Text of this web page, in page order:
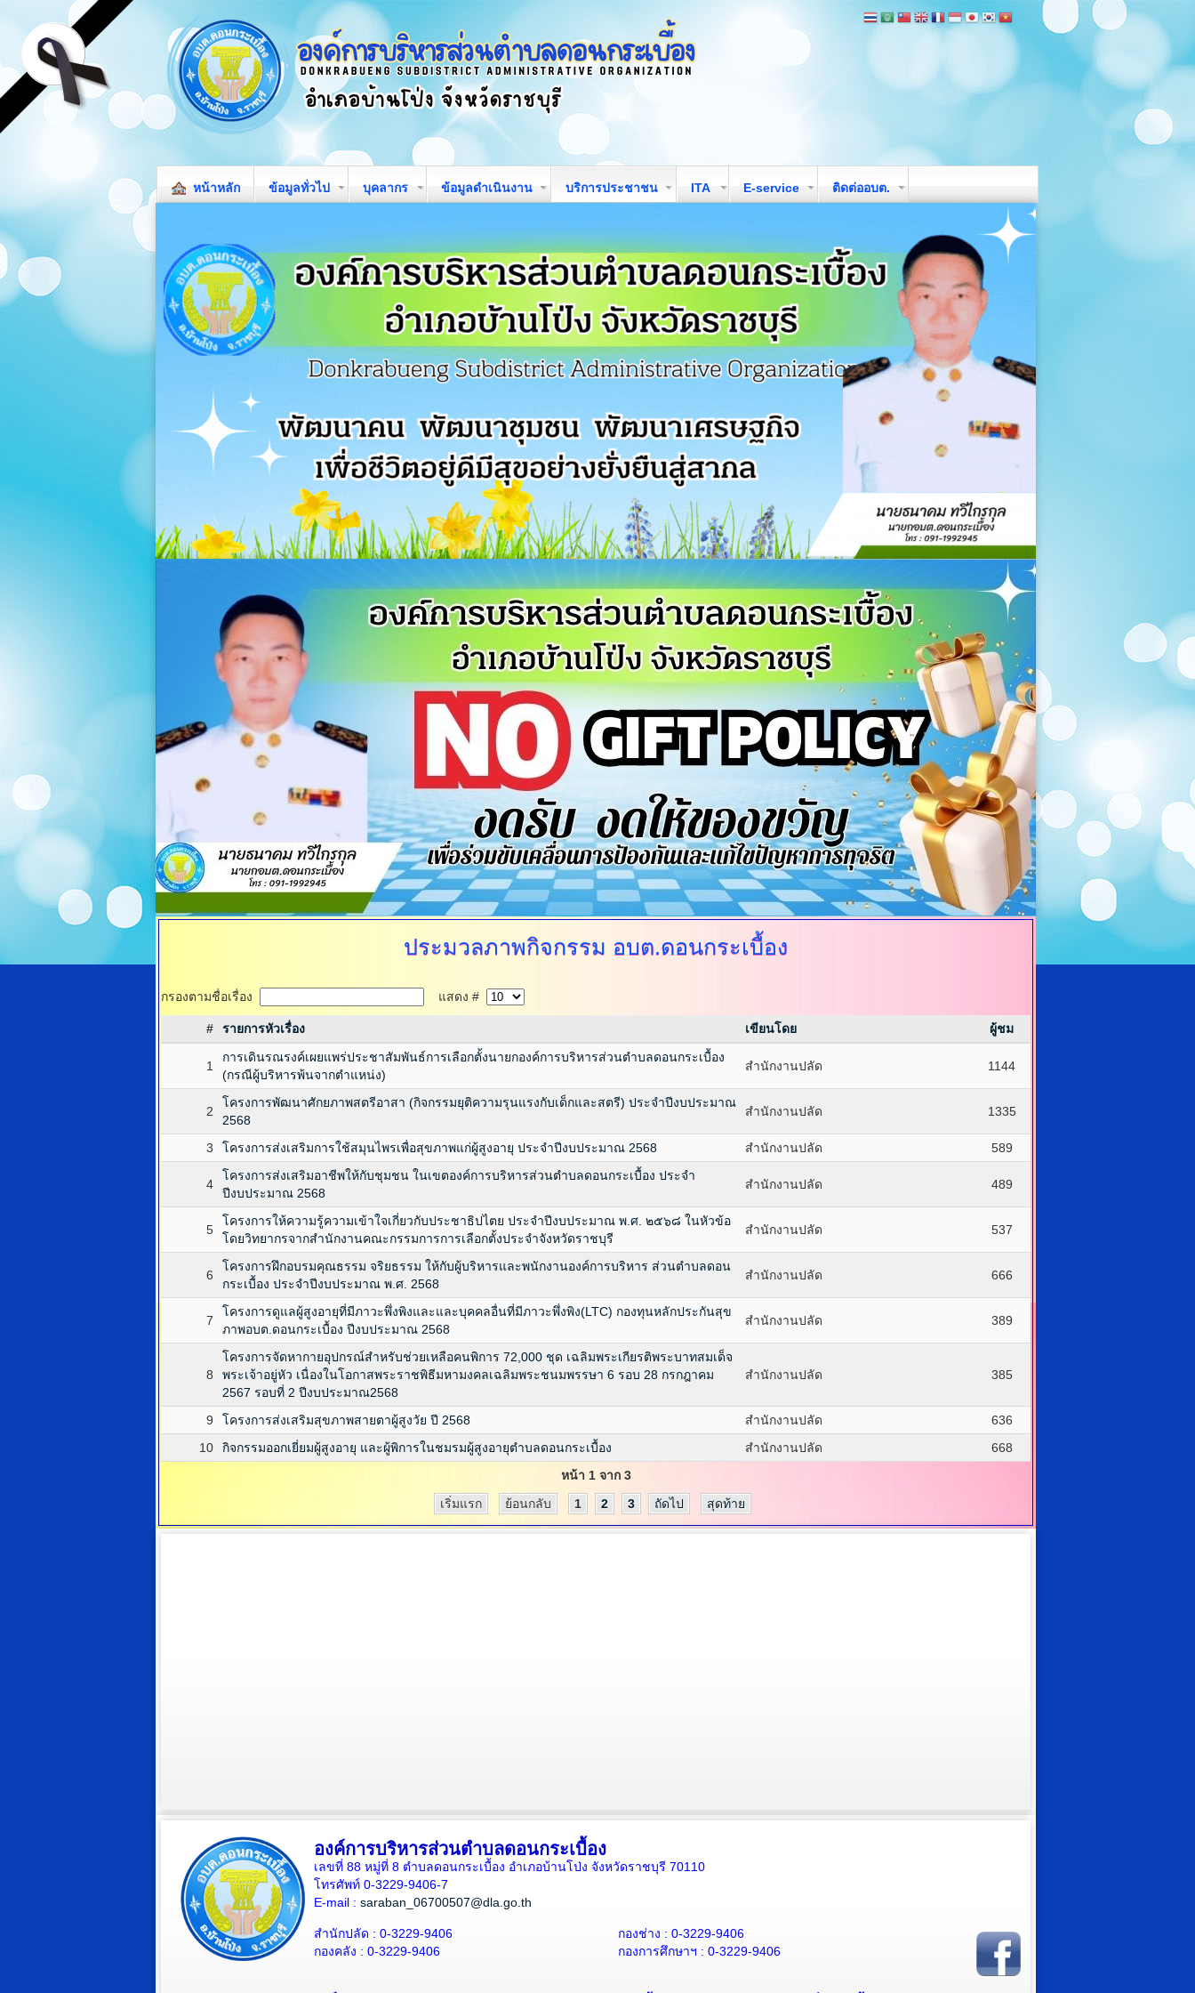
หน้าหลัก ข้อมูลทั่วไป บุคลากร ข้อมูลดำเนินงาน บริการประชาชน ITA E-service ติดต่ออบต.
ประมวลภาพกิจกรรม อบต.ดอนกระเบื้อง
กรองตามชื่อเรื่อง แสดง #
# รายการหัวเรื่อง เขียนโดย ผู้ชม
1
การเดินรณรงค์เผยแพร่ประชาสัมพันธ์การเลือกตั้งนายกองค์การบริหารส่วนตำบลดอนกระเบื้อง
(กรณีผู้บริหารพ้นจากตำแหน่ง)
สำนักงานปลัด 1144
2
โครงการพัฒนาศักยภาพสตรีอาสา (กิจกรรมยุติความรุนแรงกับเด็กและสตรี) ประจำปีงบประมาณ
2568
สำนักงานปลัด 1335
3 โครงการส่งเสริมการใช้สมุนไพรเพื่อสุขภาพแก่ผู้สูงอายุ ประจำปีงบประมาณ 2568 สำนักงานปลัด 589
4
โครงการส่งเสริมอาชีพให้กับชุมชน ในเขตองค์การบริหารส่วนตำบลดอนกระเบื้อง ประจำ
ปีงบประมาณ 2568
สำนักงานปลัด 489
5
โครงการให้ความรู้ความเข้าใจเกี่ยวกับประชาธิปไตย ประจำปีงบประมาณ พ.ศ. ๒๕๖๘ ในหัวข้อ
โดยวิทยากรจากสำนักงานคณะกรรมการการเลือกตั้งประจำจังหวัดราชบุรี
สำนักงานปลัด 537
6
โครงการฝึกอบรมคุณธรรม จริยธรรม ให้กับผู้บริหารและพนักงานองค์การบริหาร ส่วนตำบลดอน
กระเบื้อง ประจำปีงบประมาณ พ.ศ. 2568
สำนักงานปลัด 666
7
โครงการดูแลผู้สูงอายุที่มีภาวะพึ่งพิงและและบุคคลอื่นที่มีภาวะพึ่งพิง(LTC) กองทุนหลักประกันสุข
ภาพอบต.ดอนกระเบื้อง ปีงบประมาณ 2568
สำนักงานปลัด 389
8
โครงการจัดหากายอุปกรณ์สำหรับช่วยเหลือคนพิการ 72,000 ชุด เฉลิมพระเกียรติพระบาทสมเด็จ
พระเจ้าอยู่หัว เนื่องในโอกาสพระราชพิธีมหามงคลเฉลิมพระชนมพรรษา 6 รอบ 28 กรกฎาคม
2567 รอบที่ 2 ปีงบประมาณ2568
สำนักงานปลัด 385
9 โครงการส่งเสริมสุขภาพสายตาผู้สูงวัย ปี 2568 สำนักงานปลัด
636
10
กิจกรรมออกเยี่ยมผู้สูงอายุ และผู้พิการในชมรมผู้สูงอายุตำบลดอนกระเบื้อง สำนักงานปลัด
668
หน้า 1 จาก 3
เริ่มแรก
ย้อนกลับ 1 2 3 ถัดไป สุดท้าย
องค์การบริหารส่วนตำบลดอนกระเบื้อง
เลขที่ 88 หมู่ที่ 8 ตำบลดอนกระเบื้อง อำเภอบ้านโป่ง จังหวัดราชบุรี 70110
โทรศัพท์ 0-3229-9406-7
E-mail : saraban_06700507@dla.go.th
สำนักปลัด : 0-3229-9406
กองคลัง : 0-3229-9406
กองช่าง : 0-3229-9406
กองการศึกษาฯ : 0-3229-9406